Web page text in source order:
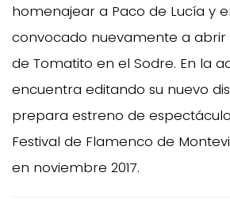
homenajear a Paco de Lucía y
convocado nuevamente a abrir
de Tomatito en el Sodre. En la
encuentra editando su nuevo
prepara estreno de
Festival de Flamenco de
en noviembre 2017.